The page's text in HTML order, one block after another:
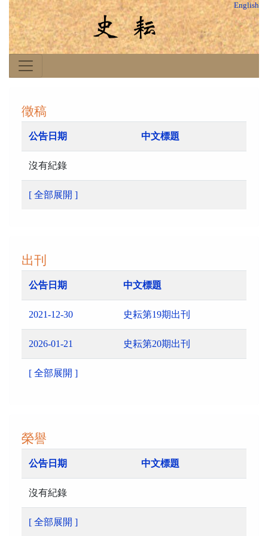
English
徵稿
公告日期 中文標題
沒有紀錄
[ 全部展開 ]
出刊
公告日期 中文標題
2021-12-30 史耘第19期出刊
2026-01-21 史耘第20期出刊
[ 全部展開 ]
榮譽
公告日期 中文標題
沒有紀錄
[ 全部展開 ]